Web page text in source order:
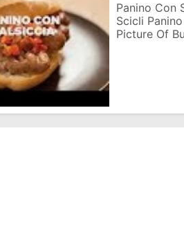
Panino Con
Scicli
Picture Of